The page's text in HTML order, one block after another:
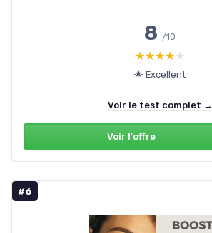
8 /10
★★★★★
★★★★★
🌟 Excellent
Voir le test complet →
Voir l'offre
#6